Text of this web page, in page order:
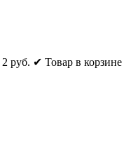
2 руб. ✔ Товар в корзине